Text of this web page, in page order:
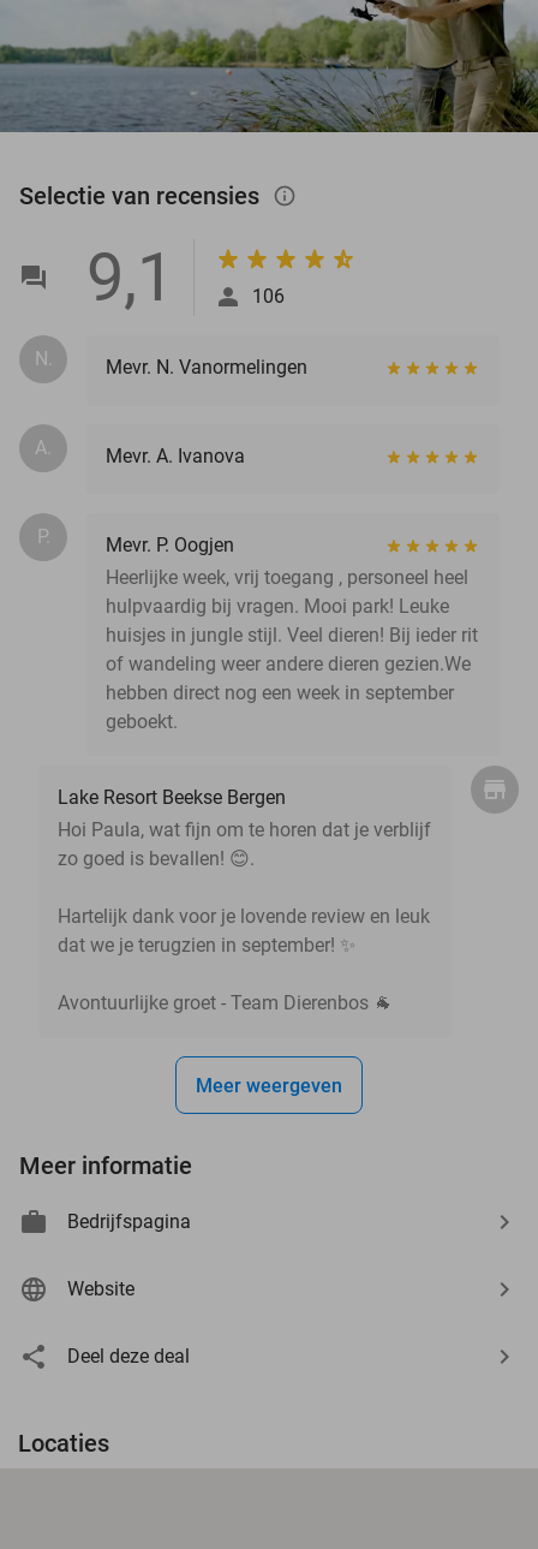
Selectie van recensies info_outlined
9,1 106
N. Mevr. N. Vanormelingen
A. Mevr. A. Ivanova
P.
Mevr. P. Oogjen
Heerlijke week, vrij toegang , personeel heel
hulpvaardig bij vragen. Mooi park! Leuke
huisjes in jungle stijl. Veel dieren! Bij ieder rit
of wandeling weer andere dieren gezien.We
hebben direct nog een week in september
geboekt.
Lake Resort Beekse Bergen
Hoi Paula, wat fijn om te horen dat je verblijf
zo goed is bevallen! 😊.
Hartelijk dank voor je lovende review en leuk
dat we je terugzien in september! ✨
Avontuurlijke groet - Team Dierenbos 🐐
Meer weergeven
Meer informatie
Bedrijfspagina
Website
Deel deze deal
Locaties